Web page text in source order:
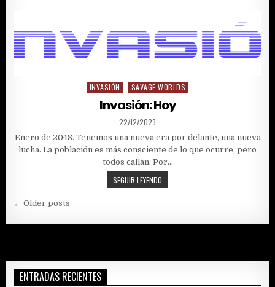
Posted
INVASIÓN SAVAGE WORLDS
Invasión: Hoy
PUBLISHED
DATE:
22/12/2023
Enero de 2048. Tenemos una nueva era por delante, una nueva
lucha. La población es más consciente de lo que ocurre, pero
todos callan. Por…
SEGUIR LEYENDO
HOY
Navegación
de
← Older posts
ENTRADAS RECIENTES